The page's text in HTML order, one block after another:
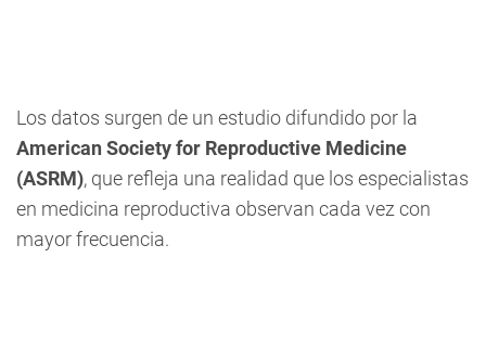
Los datos surgen de un estudio difundido por la
American Society for Reproductive Medicine
(ASRM), que refleja una realidad que los especialistas
en medicina reproductiva observan cada vez con
mayor frecuencia.